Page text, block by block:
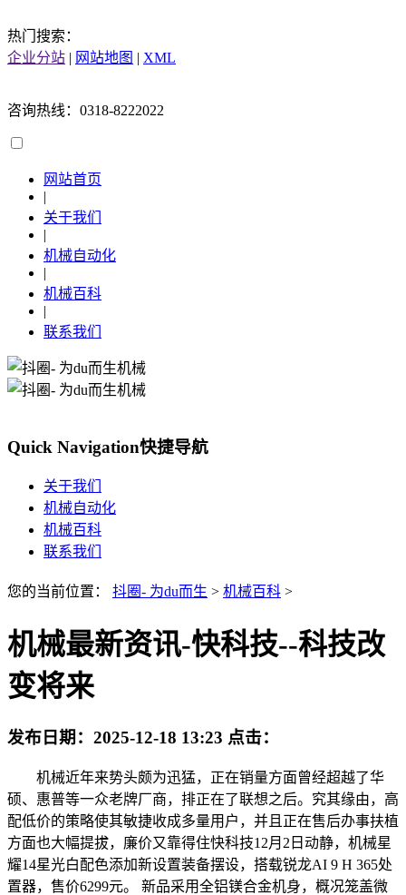
热门搜索：
企业分站 | 网站地图 | XML
咨询热线：0318-8222022
网站首页
|
关于我们
|
机械自动化
|
机械百科
|
联系我们
Quick Navigation快捷导航
关于我们
机械自动化
机械百科
联系我们
您的当前位置： 抖圈- 为du而生 > 机械百科 >
机械最新资讯-快科技--科技改
变将来
发布日期： 2025-12-18 13:23 点击：
机械近年来势头颇为迅猛，正在销量方面曾经超越了华
硕、惠普等一众老牌厂商，排正在了联想之后。究其缘由，高
配低价的策略使其敏捷收成多量用户，并且正在售后办事扶植
方面也大幅提拔，廉价又靠得住快科技12月2日动静，机械星
耀14星光白配色添加新设置装备摆设，搭载锐龙AI 9 H 365处
置器，售价6299元。 新品采用全铝镁合金机身，概况笼盖微